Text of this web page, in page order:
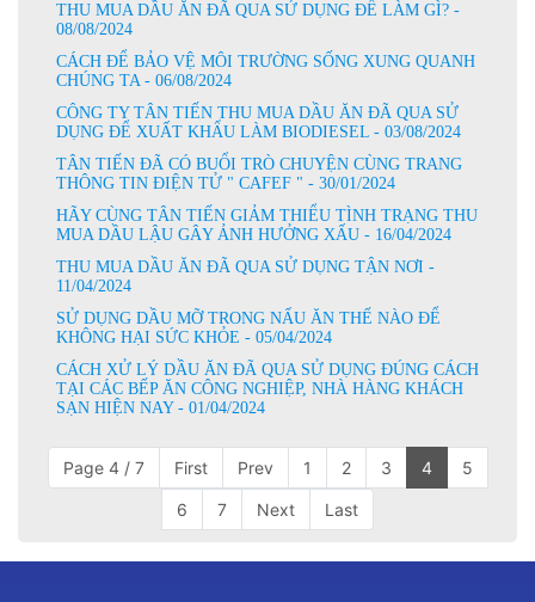
THU MUA DẦU ĂN ĐÃ QUA SỬ DỤNG ĐỂ LÀM GÌ? -
08/08/2024
CÁCH ĐỂ BẢO VỆ MÔI TRƯỜNG SỐNG XUNG QUANH
CHÚNG TA - 06/08/2024
CÔNG TY TÂN TIẾN THU MUA DẦU ĂN ĐÃ QUA SỬ
DỤNG ĐỂ XUẤT KHẨU LÀM BIODIESEL - 03/08/2024
TÂN TIẾN ĐÃ CÓ BUỔI TRÒ CHUYỆN CÙNG TRANG
THÔNG TIN ĐIỆN TỬ " CAFEF " - 30/01/2024
HÃY CÙNG TÂN TIẾN GIẢM THIỂU TÌNH TRẠNG THU
MUA DẦU LẬU GÂY ẢNH HƯỞNG XẤU - 16/04/2024
THU MUA DẦU ĂN ĐÃ QUA SỬ DỤNG TẬN NƠI -
11/04/2024
SỬ DỤNG DẦU MỠ TRONG NẤU ĂN THẾ NÀO ĐỂ
KHÔNG HẠI SỨC KHỎE - 05/04/2024
CÁCH XỬ LÝ DẦU ĂN ĐÃ QUA SỬ DỤNG ĐÚNG CÁCH
TẠI CÁC BẾP ĂN CÔNG NGHIỆP, NHÀ HÀNG KHÁCH
SẠN HIỆN NAY - 01/04/2024
Page 4 / 7 First Prev 1 2 3 4 5
6 7 Next Last